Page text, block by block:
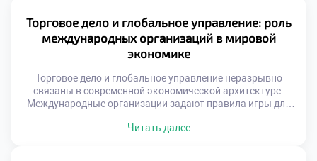
автоматизированным решениям. Скорость принятия
решений возрастает многократно благодаря данным.
Понимание этих изменений требует актуальных
профессиональных знаний. Специалисты должны
Торговое дело и глобальное управление: роль
международных организаций в мировой
экономике
Торговое дело и глобальное управление неразрывно
связаны в современной экономической архитектуре.
Международные организации задают правила игры для
стандартов мировая коммерция погрузилась бы в хаос
Читать далее